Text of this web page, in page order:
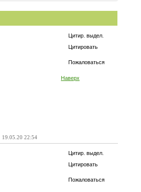
Цитир. выдел.
Цитировать
Пожаловаться
Наверх
19.05.20 22:54
Цитир. выдел.
Цитировать
Пожаловаться